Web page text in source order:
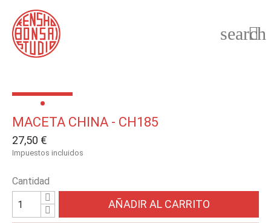

search
MACETA CHINA - CH185
27,50 €
Impuestos incluidos
Cantidad
AÑADIR AL CARRITO